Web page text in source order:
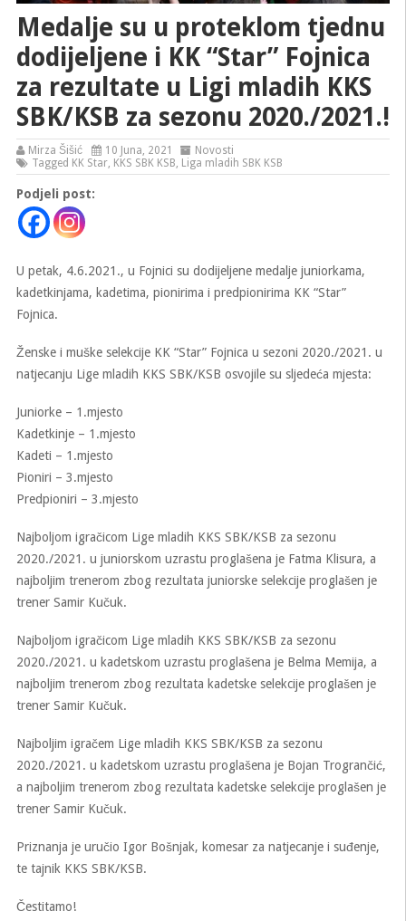
Medalje su u proteklom tjednu
dodijeljene i KK “Star” Fojnica
za rezultate u Ligi mladih KKS
SBK/KSB za sezonu 2020./2021.!
Mirza Šišić 10 Juna, 2021
Novosti
Tagged KK Star, KKS SBK KSB, Liga mladih SBK KSB
Podjeli post:
U petak, 4.6.2021., u Fojnici su dodijeljene medalje juniorkama,
kadetkinjama, kadetima, pionirima i predpionirima KK “Star”
Fojnica.
Ženske i muške selekcije KK “Star” Fojnica u sezoni 2020./2021. u
natjecanju Lige mladih KKS SBK/KSB osvojile su sljedeća mjesta:
Juniorke – 1.mjesto
Kadetkinje – 1.mjesto
Kadeti – 1.mjesto
Pioniri – 3.mjesto
Predpioniri – 3.mjesto
Najboljom igračicom Lige mladih KKS SBK/KSB za sezonu
2020./2021. u juniorskom uzrastu proglašena je Fatma Klisura, a
najboljim trenerom zbog rezultata juniorske selekcije proglašen je
trener Samir Kučuk.
Najboljom igračicom Lige mladih KKS SBK/KSB za sezonu
2020./2021. u kadetskom uzrastu proglašena je Belma Memija, a
najboljim trenerom zbog rezultata kadetske selekcije proglašen je
trener Samir Kučuk.
Najboljim igračem Lige mladih KKS SBK/KSB za sezonu
2020./2021. u kadetskom uzrastu proglašena je Bojan Trogrančić,
a najboljim trenerom zbog rezultata kadetske selekcije proglašen je
trener Samir Kučuk.
Priznanja je uručio Igor Bošnjak, komesar za natjecanje i suđenje,
te tajnik KKS SBK/KSB.
Čestitamo!